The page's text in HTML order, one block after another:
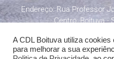
Endereço: Rua Professor
Centro, Boituva -
A CDL Boituva utiliza
para melhorar a sua